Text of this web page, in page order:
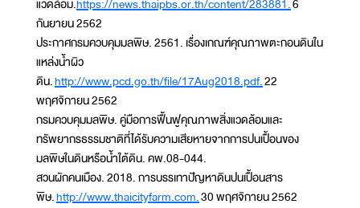
แวดล้อม.https://news.thaipbs.or.th/content/283881.6
กันยายน 2562
ประกาศกรมควบคุมมลพิษ. 2561. เรื่องเกณฑ์คุณภาพตะกอนดินใน
แหล่งน้ำผิว
ดิน.http://www.pcd.go.th/file/17Aug2018.pdf.22
พฤศจิกายน 2562
กรมควบคุมมลพิษ. คู่มือการฟื้นฟูคุณภาพสิ่งแวดล้อมและ
ทรัพยากรธรรมชาติที่ได้รับความเสียหายจากการปนเปื้อนของ
มลพิษในดินหรือน้ำใต้ดิน. คพ.08-044.
สวนผักคนเมือง. 2018. การบรรเทาปัญหาดินปนเปื้อนสาร
พิษ.http://www.thaicityfarm.com.30 พฤศจิกายน 2562